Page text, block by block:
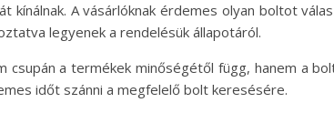
kínálnak. A vásárlóknak érdemes olyan boltot
legyenek a rendelésük állapotáról.
csupán a termékek minőségétől függ, hanem a
időt szánni a megfelelő bolt keresésére.